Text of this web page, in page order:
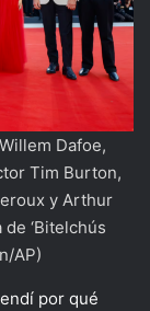
Dafoe,
Tim Burton,
y Arthur
‘Bitelchús
AP)
por qué